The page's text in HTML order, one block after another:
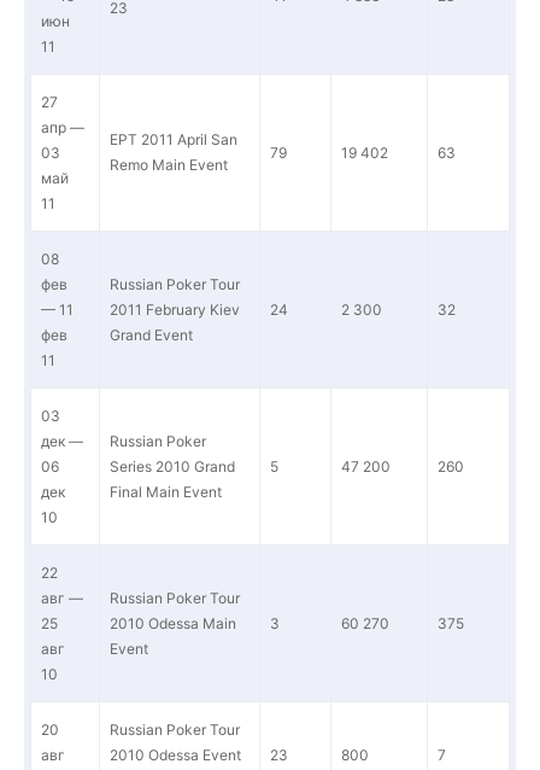
июн
11
23
27
апр —
03
май
11
EPT 2011 April San
Remo Main Event
79 19 402 63
08
фев
— 11
фев
11
Russian Poker Tour
2011 February Kiev
Grand Event
24 2 300 32
03
дек —
06
дек
10
Russian Poker
Series 2010 Grand
Final Main Event
5 47 200 260
22
авг —
25
авг
10
Russian Poker Tour
2010 Odessa Main
Event
3 60 270 375
20
авг
Russian Poker Tour
2010 Odessa Event
23 800 7